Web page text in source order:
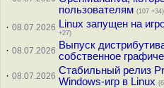
пользователям (107 +34)
· 08.07.2026 Linux запущен на
+27)
· 08.07.2026 Выпуск
собственное
· 08.07.2026 Стабильный релиз
Windows-игр в Linux